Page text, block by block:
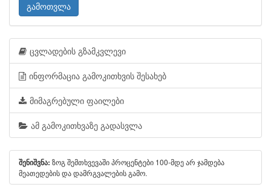
გამოთვლა
ცვლადების გზამკვლევი
ინფორმაცია გამოკითხვის შესახებ
მიმაგრებული ფაილები
ამ გამოკითხვაზე გადასვლა
შენიშვნა: ზოგ შემთხვევაში პროცენტები 100-მდე არ ჯამდება
მეათედების და დამრგვალების გამო.